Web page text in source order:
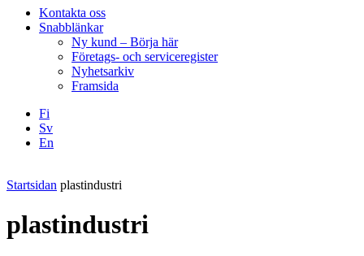
Kontakta oss
Snabblänkar
Ny kund – Börja här
Företags- och serviceregister
Nyhetsarkiv
Framsida
Fi
Sv
En
Startsidan plastindustri
plastindustri